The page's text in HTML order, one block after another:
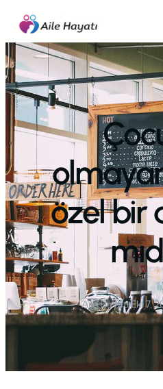
İçeriğe
geç
özel bir
Aile Hayatı·Eki 7,